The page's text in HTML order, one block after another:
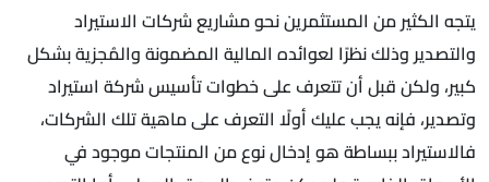
يتجه الكثير من المستثمرين نحو مشاريع شركات الاستيراد
والتصدير وذلك نظرًا لعوائده المالية المضمونة والمُجزية بشكل
كبير، ولكن قبل أن تتعرف على خطوات تأسيس شركة استيراد
وتصدير، فإنه يجب عليك أولًا التعرف على ماهية تلك الشركات،
فالاستيراد ببساطة هو إدخال نوع من المنتجات موجود في